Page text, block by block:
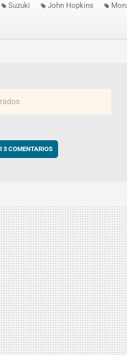
Suzuki John Hopkins
3 COMENTARIOS